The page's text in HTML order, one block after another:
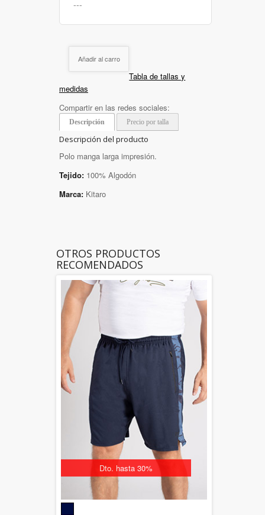
Añadir al carro
Tabla de tallas y
medidas
Compartir en las redes sociales:
Descripción Precio por talla
Descripción del producto
Polo manga larga impresión.
Tejido: 100% Algodón
Marca: Kitaro
OTROS PRODUCTOS
RECOMENDADOS
Dto. hasta 30%